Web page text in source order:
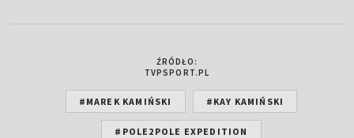
ŹRÓDŁO:
TVPSPORT.PL
#MAREK KAMIŃSKI #KAY KAMIŃSKI
#POLE2POLE EXPEDITION